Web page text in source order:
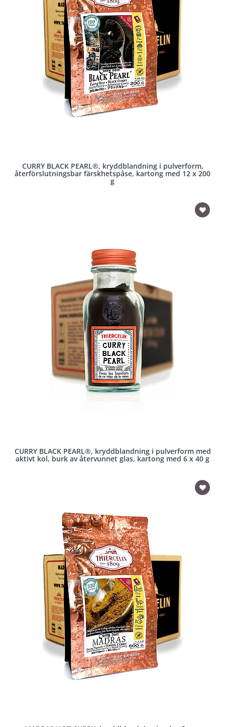
CURRY BLACK PEARL®, kryddblandning i pulverform,
återförslutningsbar färskhetspåse, kartong med 12 x 200
g
CURRY BLACK PEARL®, kryddblandning i pulverform med
aktivt kol, burk av återvunnet glas, kartong med 6 x 40 g